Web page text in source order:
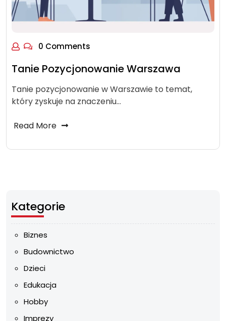
0 Comments
Tanie Pozycjonowanie Warszawa
Tanie pozycjonowanie w Warszawie to temat,
który zyskuje na znaczeniu…
Read More
Kategorie
Biznes
Budownictwo
Dzieci
Edukacja
Hobby
Imprezy